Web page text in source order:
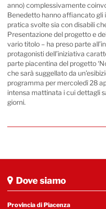
anno) complessivamente
Benedetto hanno affiancato gli
pratica svolte sia con disabili
Presentazione del progetto e
vario titolo – ha preso parte
protagonisti dell’iniziativa
parte piacentina del progetto
che sarà suggellato da
programma per mercoledì 28
intensa mattinata i cui dettagli
giorni.
Dove siamo
Provincia di Piacenza